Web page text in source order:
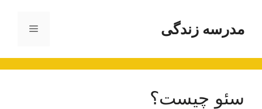
محتوامدرسه زندگی فهرست
سئو چیست؟